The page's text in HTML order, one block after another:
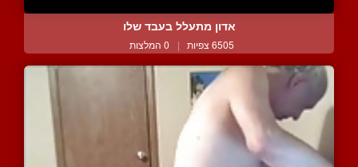
אדון מתעלל בעבד שלו
6505 צפיות | 0 המלצות